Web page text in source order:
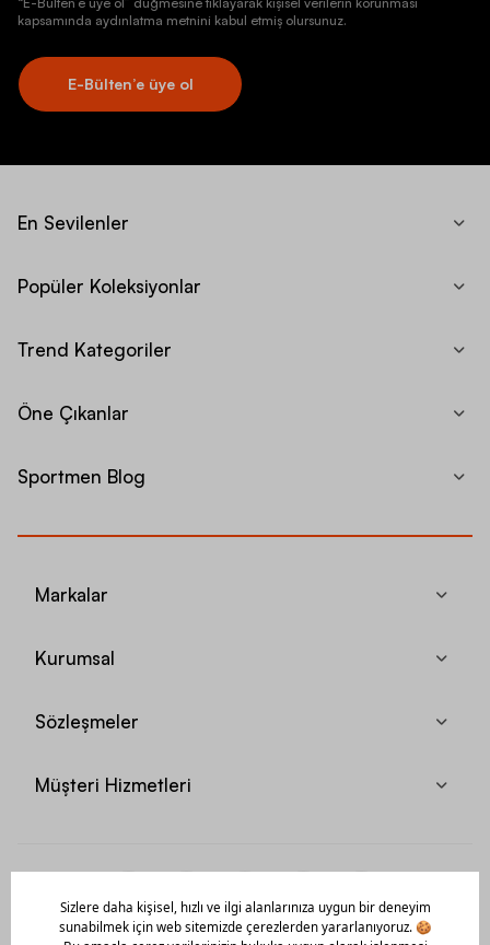
kapsamında aydınlatma metnini kabul etmiş olursunuz.
E-Bülten’e üye ol
En Sevilenler
Popüler Koleksiyonlar
Trend Kategoriler
Öne Çıkanlar
Sportmen Blog
Markalar
Kurumsal
Sözleşmeler
Müşteri Hizmetleri